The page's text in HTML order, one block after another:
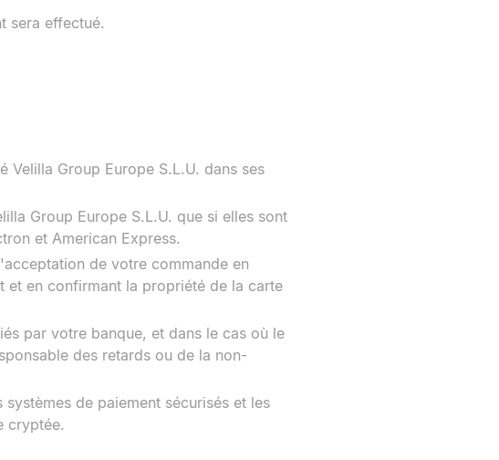
sera effectué.
Group Europe S.L.U. dans ses
Group Europe S.L.U. que si elles sont
et American Express.
de votre commande en
et en confirmant la propriété de la carte
par votre banque, et dans le cas où le
des retards ou de la non-
de paiement sécurisés et les
cryptée.